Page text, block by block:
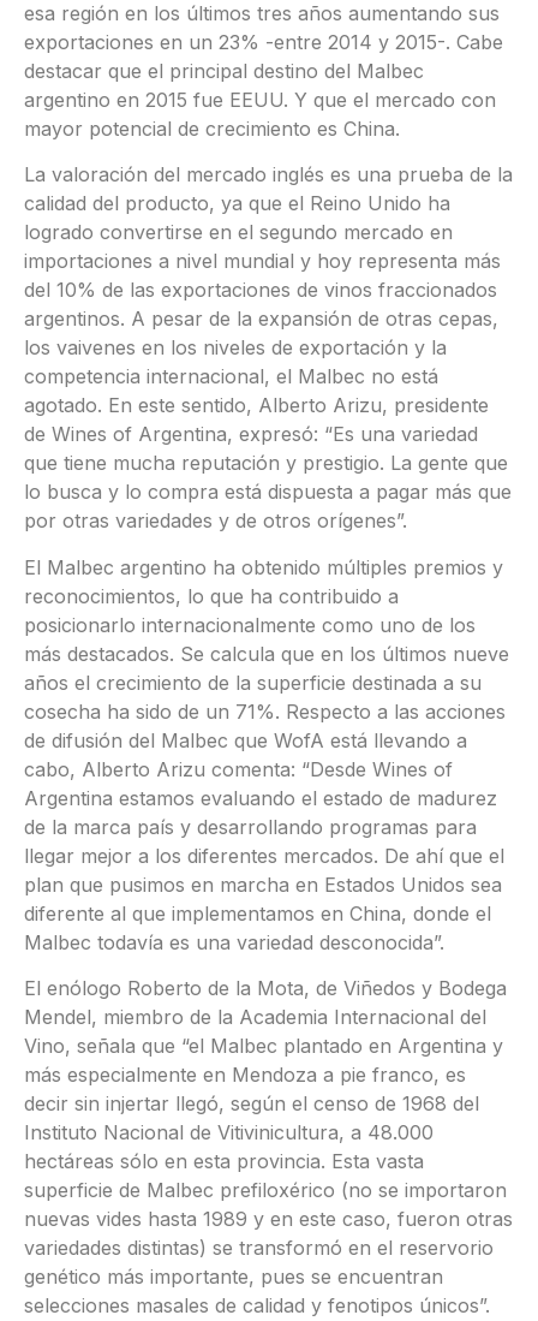
esa región en los últimos tres años aumentando sus
exportaciones en un 23% -entre 2014 y 2015-. Cabe
destacar que el principal destino del Malbec
argentino en 2015 fue EEUU. Y que el mercado con
mayor potencial de crecimiento es China.
La valoración del mercado inglés es una prueba de la
calidad del producto, ya que el Reino Unido ha
logrado convertirse en el segundo mercado en
importaciones a nivel mundial y hoy representa más
del 10% de las exportaciones de vinos fraccionados
argentinos. A pesar de la expansión de otras cepas,
los vaivenes en los niveles de exportación y la
competencia internacional, el Malbec no está
agotado. En este sentido, Alberto Arizu, presidente
de Wines of Argentina, expresó: “Es una variedad
que tiene mucha reputación y prestigio. La gente que
lo busca y lo compra está dispuesta a pagar más que
por otras variedades y de otros orígenes”.
El Malbec argentino ha obtenido múltiples premios y
reconocimientos, lo que ha contribuido a
posicionarlo internacionalmente como uno de los
más destacados. Se calcula que en los últimos nueve
años el crecimiento de la superficie destinada a su
cosecha ha sido de un 71%. Respecto a las acciones
de difusión del Malbec que WofA está llevando a
cabo, Alberto Arizu comenta: “Desde Wines of
Argentina estamos evaluando el estado de madurez
de la marca país y desarrollando programas para
llegar mejor a los diferentes mercados. De ahí que el
plan que pusimos en marcha en Estados Unidos sea
diferente al que implementamos en China, donde el
Malbec todavía es una variedad desconocida”.
El enólogo Roberto de la Mota, de Viñedos y Bodega
Mendel, miembro de la Academia Internacional del
Vino, señala que “el Malbec plantado en Argentina y
más especialmente en Mendoza a pie franco, es
decir sin injertar llegó, según el censo de 1968 del
Instituto Nacional de Vitivinicultura, a 48.000
hectáreas sólo en esta provincia. Esta vasta
superficie de Malbec prefiloxérico (no se importaron
nuevas vides hasta 1989 y en este caso, fueron otras
variedades distintas) se transformó en el reservorio
genético más importante, pues se encuentran
selecciones masales de calidad y fenotipos únicos”.